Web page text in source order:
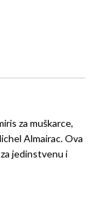
za muškarce,
Almairac. Ova
jedinstvenu i